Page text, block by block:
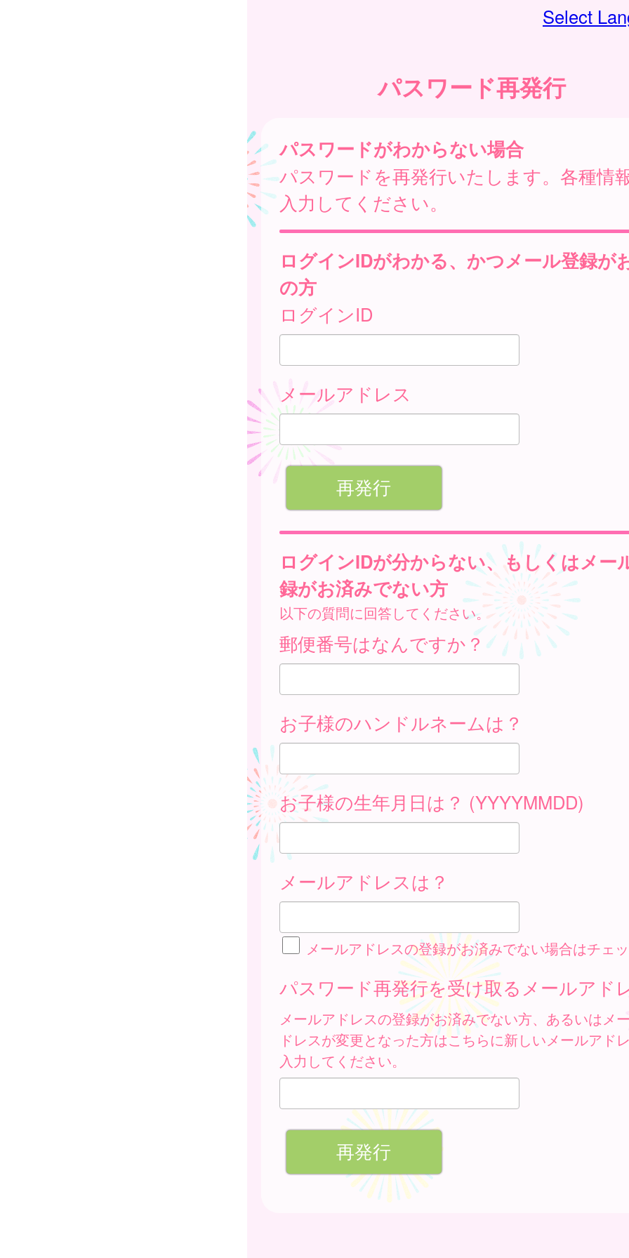
Select
パスワード再発行
パスワードがわからない場合
パスワードを再発行いたします。各種情
入力してください。
ログインIDがわかる、かつメール登録が
の方
ログインID
メールアドレス
ログインIDが分からない、もしくはメー
録がお済みでない方
以下の質問に回答してください。
郵便番号はなんですか？
お子様のハンドルネームは？
お子様の生年月日は？ (YYYYMMDD)
メールアドレスは？
メールアドレスの登録がお済みでない場合はチェ
パスワード再発行を受け取るメールアド
メールアドレスの登録がお済みでない方、あるいはメ
ドレスが変更となった方はこちらに新しいメールアド
入力してください。